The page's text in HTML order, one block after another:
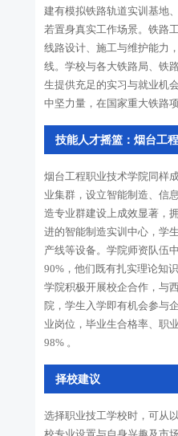
建有模拟铁路轨道实训基地
若置身真实工作场景。铁路
线路设计、施工与维护能力
线。学校与各大铁路局、铁
生提供充足的实习与就业机
中坚力量，在国家重大铁路
技能人才摇篮：烟台工
烟台工程职业技术学院同样
业集群，设立智能制造、信
造专业群建设上成效显著，
进的智能制造实训中心，学
产线等设备。学院师资队伍
90%，他们既有扎实理论知
学院积极开展校企合作，与
院，学生入学即有机会参与
业岗位，毕业生合格率、职
98% 。
择校建议
选择职业技工学校时，可从